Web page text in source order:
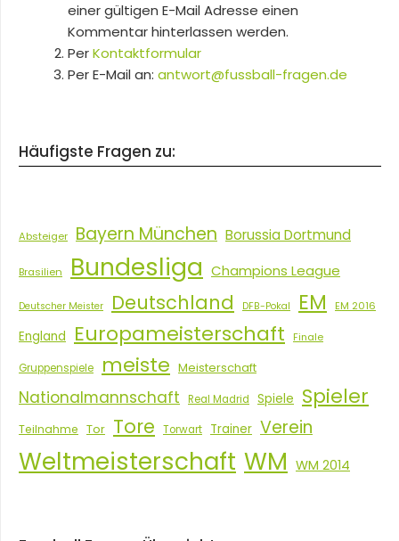
einer gültigen E-Mail Adresse einen
Kommentar hinterlassen werden.
PerKontaktformular
Per E-Mail an: antwort@fussball-fragen.de
Häufigste Fragen zu:
Absteiger Bayern München Borussia Dortmund
Brasilien Bundesliga Champions League
Deutscher Meister Deutschland DFB-Pokal EM EM 2016
England Europameisterschaft Finale
Gruppenspiele meiste Meisterschaft
Nationalmannschaft Real Madrid Spiele Spieler
Teilnahme Tor Tore Torwart Trainer Verein
Weltmeisterschaft WM WM 2014